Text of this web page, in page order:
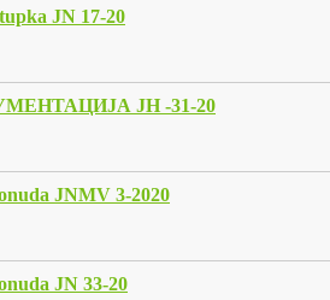
JN 17-20
ЈН -31-20
JNMV 3-2020
JN 33-20